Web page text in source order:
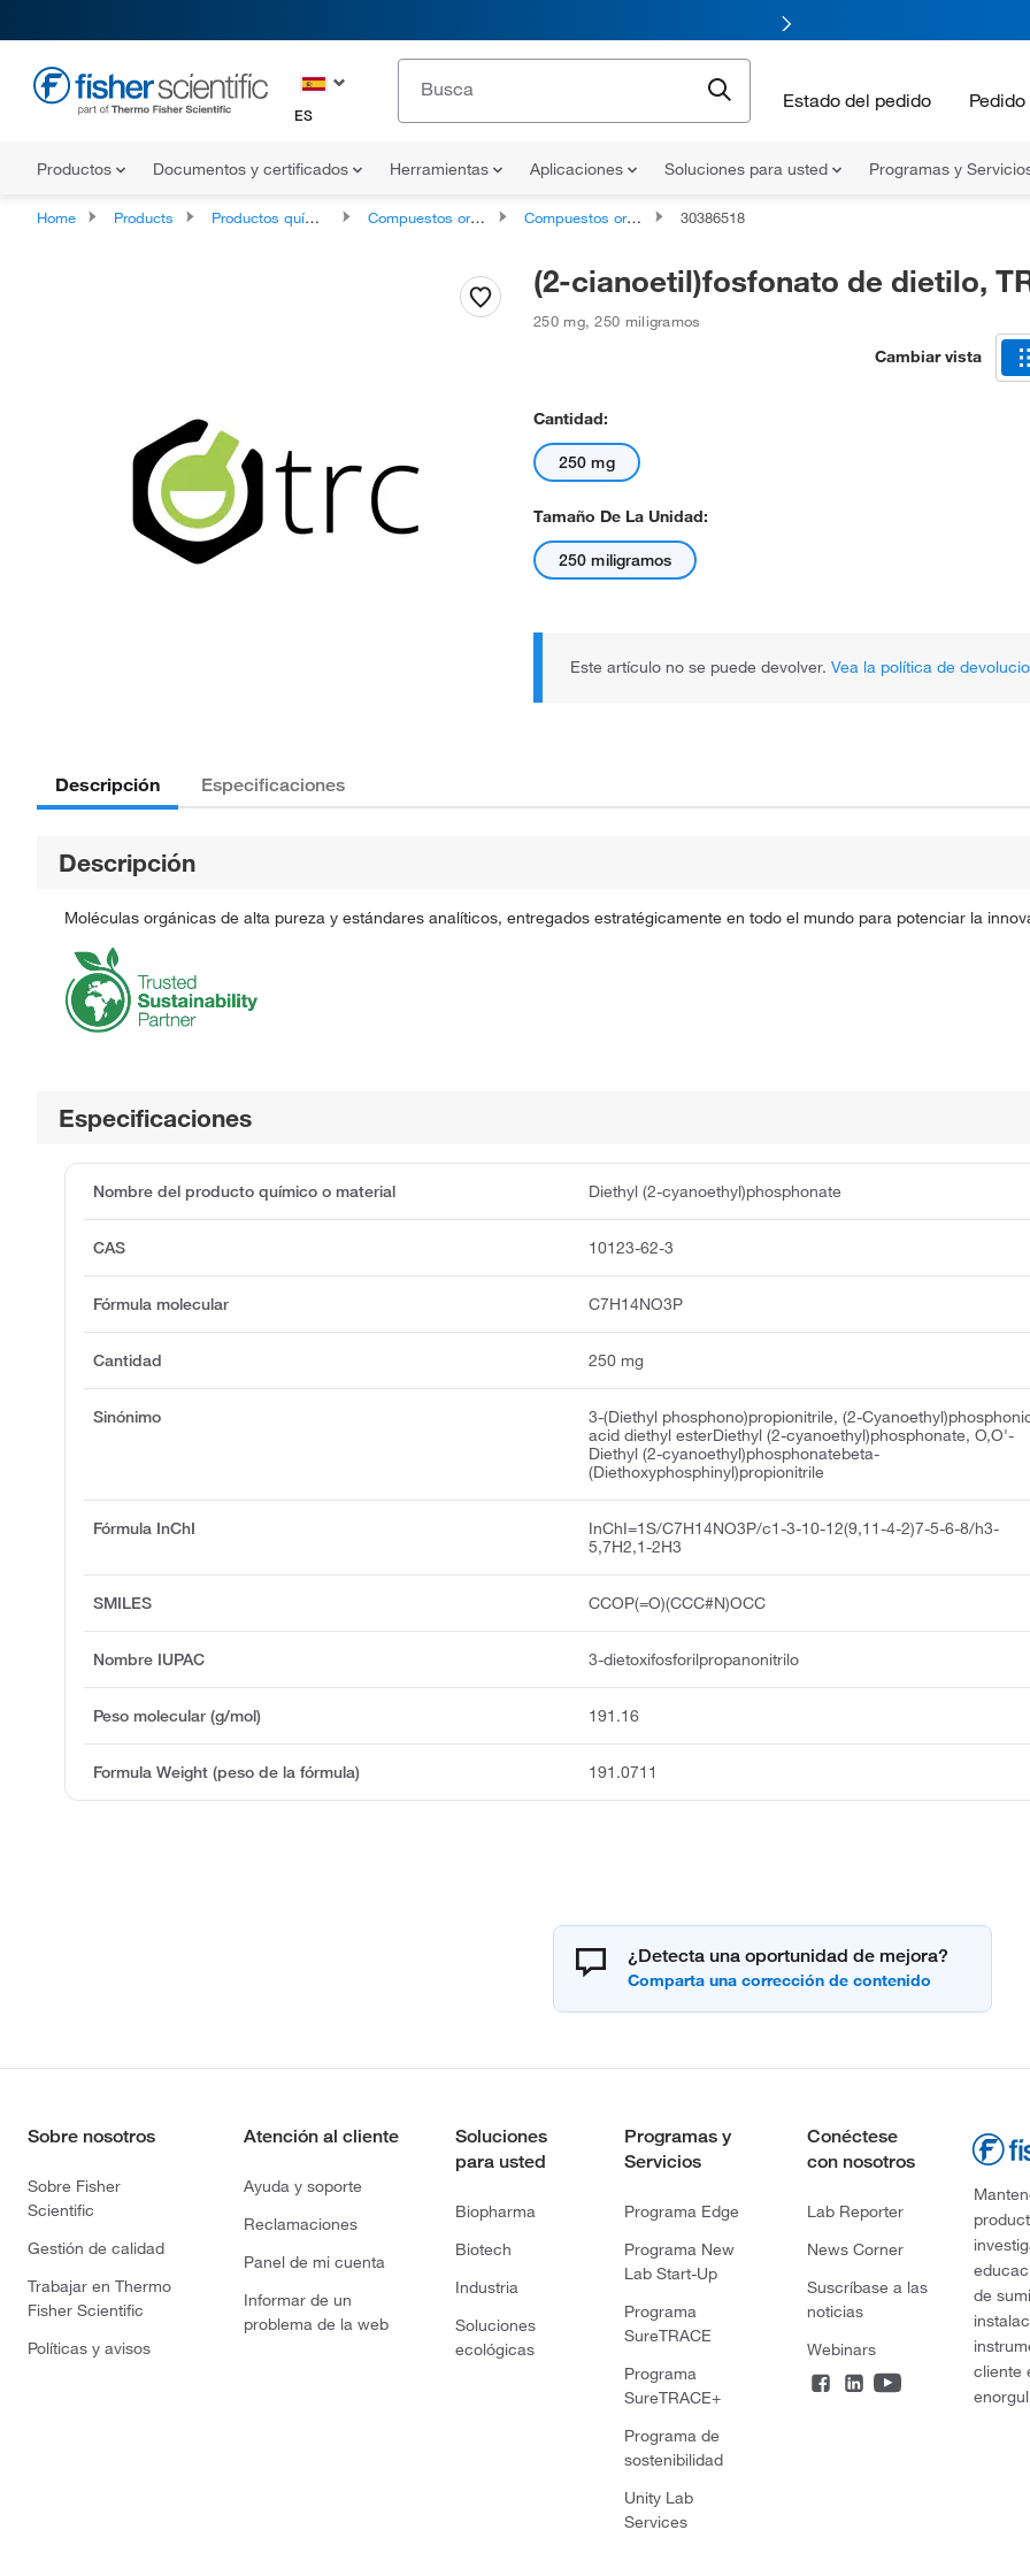
ES
Estado del pedido
Productos Documentos y certificados Herramientas Aplicaciones Soluciones para usted Programas y
Home Products Productos químicos Compuestos orgánicos Compuestos orgánicos no clasificados 30386518
(2-cianoetil)fosfonato de dietilo,
250 mg,250 miligramos
Cambiar vista
Cantidad:
250 mg
Tamaño De La Unidad:
250 miligramos
Este artículo no se puede devolver. Vea la política de
Descripción Especificaciones
Descripción
Moléculas orgánicas de alta pureza y estándares analíticos, entregados estratégicamente en todo el mundo para potenciar la
Especificaciones
Nombre del producto químico o material Diethyl (2-cyanoethyl)phosphonate
CAS 10123-62-3
Fórmula molecular C7H14NO3P
Cantidad 250 mg
Sinónimo
3-(Diethyl phosphono)propionitrile, (2-
acid diethyl esterDiethyl (2-cyanoethyl)phosphonate, O,O'-
Diethyl (2-cyanoethyl)phosphonatebeta-
(Diethoxyphosphinyl)propionitrile
Fórmula InChI
InChI=1S/C7H14NO3P/c1-3-10-12(9,11-4-2)7-5-6-8/h3-
5,7H2,1-2H3
SMILES CCOP(=O)(CCC#N)OCC
Nombre IUPAC 3-dietoxifosforilpropanonitrilo
Peso molecular (g/mol) 191.16
Formula Weight (peso de la fórmula) 191.0711
¿Detecta una oportunidad de mejora?
Sobre nosotros
Sobre Fisher
Scientific
Gestión de calidad
Trabajar en Thermo
Fisher Scientific
Políticas y avisos
Atención al cliente
Ayuda y soporte
Reclamaciones
Panel de mi cuenta
Informar de un
problema de la web
Soluciones
para usted
Biopharma
Biotech
Industria
Soluciones
ecológicas
Programas y
Servicios
Programa Edge
Programa New
Lab Start-Up
Programa
SureTRACE
Programa
SureTRACE+
Programa de
sostenibilidad
Unity Lab
Services
Conéctese
con nosotros
Lab Reporter
News Corner
Suscríbase a las
noticias
Webinars
de
cliente